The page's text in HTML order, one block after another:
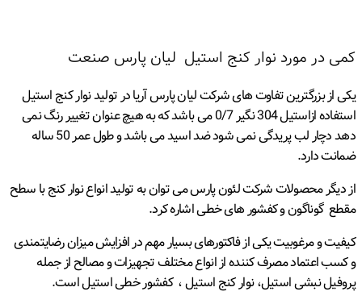
کمی در مورد نوار کنج استیل لیان پارس صنعت
یکی از بزرگترین تفاوت های شرکت لیان پارس آریا در تولید نوار کنج استیل
استفاده ازاستیل 304 نگیر 0/7 می باشد که به هیچ عنوان تغییر رنگ نمی
دهد دچار لب پریدگی نمی شود ضد اسید می باشد و طول عمر 50 ساله
ضمانت دارد.
از دیگر محصولات شرکت لئون پارس می توان به تولید انواع نوار کنج با سطح
مقطع گوناگون و کفشور های خطی اشاره کرد.
کیفیت و مرغوبیت یکی از فاکتورهای بسیار مهم در افزایش میزان رضایتمندی
و کسب اعتماد مصرف کننده از انواع مختلف تجهیزات و مصالح از جمله
پروفیل نبشی استیل، نوار کنج استیل ، کفشور خطی استیل است.